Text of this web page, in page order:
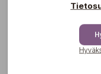
Lips'